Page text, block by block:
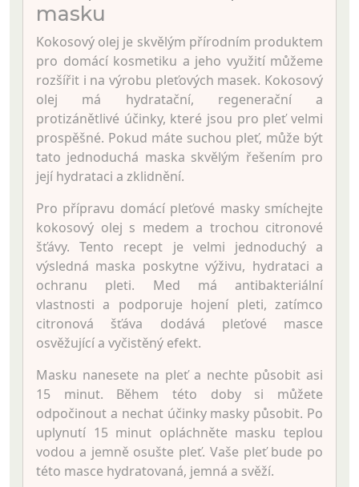
masku
Kokosový olej je skvělým přírodním produktem
pro domácí kosmetiku a jeho využití můžeme
rozšířit i na výrobu pleťových masek. Kokosový
olej má hydratační, regenerační a
protizánětlivé účinky, které jsou pro pleť velmi
prospěšné. Pokud máte suchou pleť, může být
tato jednoduchá maska skvělým řešením pro
její hydrataci a zklidnění.
Pro přípravu domácí pleťové masky smíchejte
kokosový olej s medem a trochou citronové
šťávy. Tento recept je velmi jednoduchý a
výsledná maska poskytne výživu, hydrataci a
ochranu pleti. Med má antibakteriální
vlastnosti a podporuje hojení pleti, zatímco
citronová šťáva dodává pleťové masce
osvěžující a vyčistěný efekt.
Masku nanesete na pleť a nechte působit asi
15 minut. Během této doby si můžete
odpočinout a nechat účinky masky působit. Po
uplynutí 15 minut opláchněte masku teplou
vodou a jemně osušte pleť. Vaše pleť bude po
této masce hydratovaná, jemná a svěží.